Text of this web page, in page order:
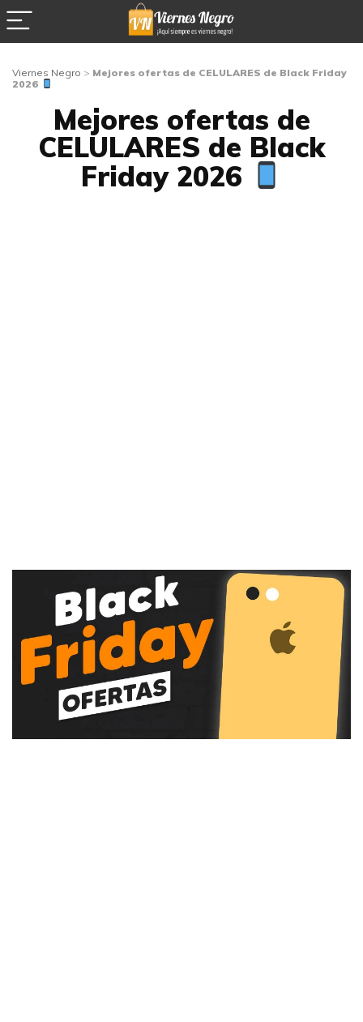
Viernes Negro > Mejores ofertas de CELULARES de Black Friday
2026
Mejores ofertas de
CELULARES de Black
Friday 2026